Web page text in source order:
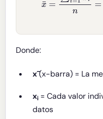
Donde:
x̄(x-barra) = La
xi = Cada valor
datos